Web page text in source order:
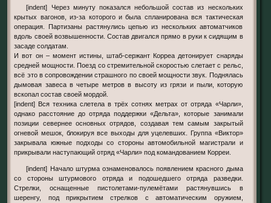
[indent] Через минуту показался небольшой состав из нескольких
крытых вагонов, из-за которого и была спланирована вся тактическая
операция. Партизаны растянулись цепью из нескольких автоматчиков
вдоль своей возвышенности. Состав двигался прямо в руки к сидящим в
засаде солдатам.
И вот он – момент истины, штаб-сержант Корреа детонирует снаряды
средней мощности. Поезд со стремительной скоростью слетает с рельс,
всё это в сопровождении страшного по своей мощности звук. Поднялась
дымовая завеса в четыре метров в высоту из грязи и пыли, которую
вскопал состав своей мордой.
[indent] Вся техника слетела в трёх сотнях метрах от отряда «Чарли»,
однако расстояние до отряда поддержки «Дельта», которые занимали
позиции севернее основных отрядов, создавая тем самым закрытый
огневой мешок, блокируя все выходы для уцелевших. Группа «Виктор»
закрывала южные подходы со стороны автомобильной магистрали и
прикрывали наступающий отряд «Чарли» под командованием Корреи.
[indent] Начало штурма ознаменовалось появлением красного дыма
со стороны штурмового отряда и подошедшего отряда разведки.
Стрелки, оснащенные пистолетами-пулемётами растянувшись в
шеренгу, под прикрытием стрелков с автоматическим оружием,